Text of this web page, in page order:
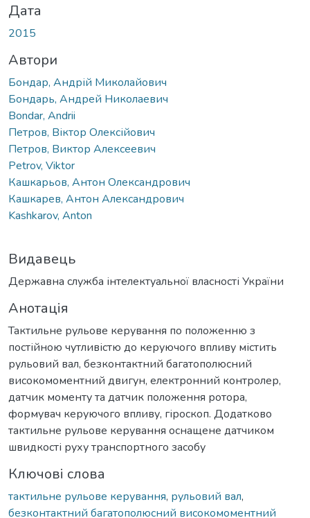
Дата
2015
Автори
Бондар, Андрій Миколайович
Бондарь, Андрей Николаевич
Bondar, Andrii
Петров, Віктор Олексійович
Петров, Виктор Алексеевич
Petrov, Viktor
Кашкарьов, Антон Олександрович
Кашкарев, Антон Александрович
Kashkarov, Anton
Видавець
Державна служба інтелектуальної власності України
Анотація
Тактильне рульове керування по положенню з
постійною чутливістю до керуючого впливу містить
рульовий вал, безконтактний багатополюсний
високомоментний двигун, електронний контролер,
датчик моменту та датчик положення ротора,
формувач керуючого впливу, гіроскоп. Додатково
тактильне рульове керування оснащене датчиком
швидкості руху транспортного засобу
Ключові слова
тактильне рульове керування, рульовий вал,
безконтактний багатополюсний високомоментний